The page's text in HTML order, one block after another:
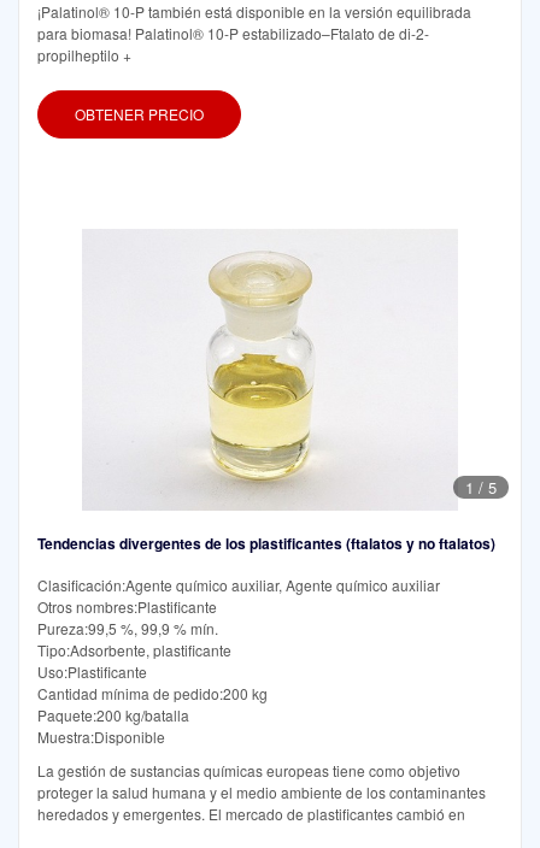
¡Palatinol® 10-P también está disponible en la versión equilibrada
para biomasa! Palatinol® 10-P estabilizado–Ftalato de di-2-
propilheptilo +
OBTENER PRECIO
1 / 5
Tendencias divergentes de los plastificantes (ftalatos y no ftalatos)
Clasificación:Agente químico auxiliar, Agente químico auxiliar
Otros nombres:Plastificante
Pureza:99,5 %, 99,9 % mín.
Tipo:Adsorbente, plastificante
Uso:Plastificante
Cantidad mínima de pedido:200 kg
Paquete:200 kg/batalla
Muestra:Disponible
La gestión de sustancias químicas europeas tiene como objetivo
proteger la salud humana y el medio ambiente de los contaminantes
heredados y emergentes. El mercado de plastificantes cambió en